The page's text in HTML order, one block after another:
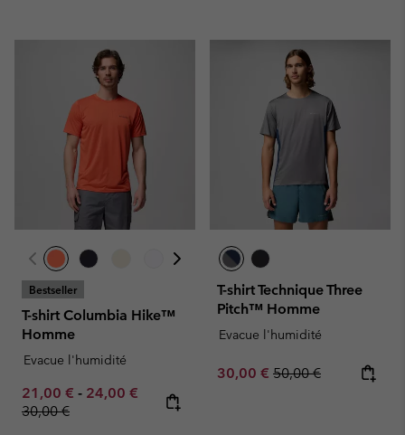
Bestseller
T-shirt Columbia Hike™
Homme
Evacue l'humidité
Minimum sale price:
21,00 € - Maximum sale price:
24,00 € Regular price:
30,00 €
T-shirt Technique Three
Pitch™ Homme
Evacue l'humidité
Sale price:
30,00 € Regular price:
50,00 €